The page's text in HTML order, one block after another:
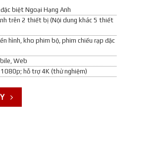
biệt Ngoại Hạng Anh
trên 2 thiết bị (Nội dung khác 5 thiết
hình, kho phim bộ, phim chiếu rạp đặc
Web
hỗ trợ 4K (thử nghiệm)